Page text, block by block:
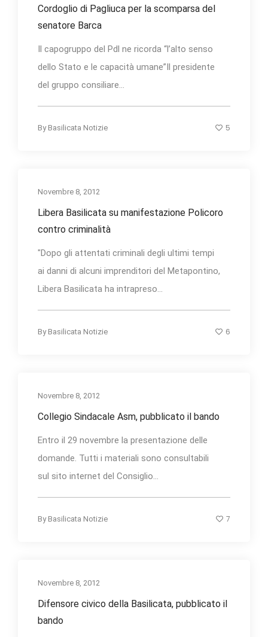
Cordoglio di Pagliuca per la scomparsa del
senatore Barca
Il capogruppo del Pdl ne ricorda “l’alto senso
dello Stato e le capacità umane”Il presidente
del gruppo consiliare...
By Basilicata Notizie 5
Novembre 8, 2012
Libera Basilicata su manifestazione Policoro
contro criminalità
"Dopo gli attentati criminali degli ultimi tempi
ai danni di alcuni imprenditori del Metapontino,
Libera Basilicata ha intrapreso...
By Basilicata Notizie 6
Novembre 8, 2012
Collegio Sindacale Asm, pubblicato il bando
Entro il 29 novembre la presentazione delle
domande. Tutti i materiali sono consultabili
sul sito internet del Consiglio...
By Basilicata Notizie 7
Novembre 8, 2012
Difensore civico della Basilicata, pubblicato il
bando